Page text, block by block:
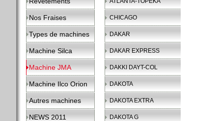
Nos Fraises
Types de machines
Machine Silca
Machine JMA
Machine Ilco Orion
Autres machines
NEWS 2011
CHICAGO
DAKAR
DAKAR EXPRESS
DAKKI DAYT-COL
DAKOTA
DAKOTA EXTRA
DAKOTA G